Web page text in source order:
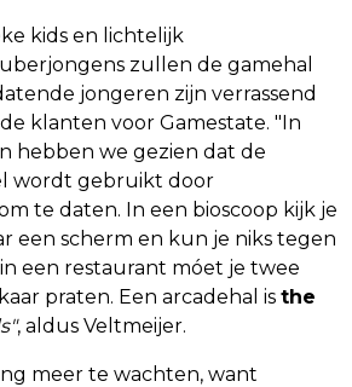
kids en lichtelijk
zullen de gamehal
jongeren zijn verrassend
klanten voor Gamestate. "In
hebben we gezien dat de
wordt gebruikt door
te daten. In een bioscoop kijk je
een scherm en kun je niks tegen
een restaurant móet je twee
praten. Een arcadehal is the
, aldus Veltmeijer.
meer te wachten, want